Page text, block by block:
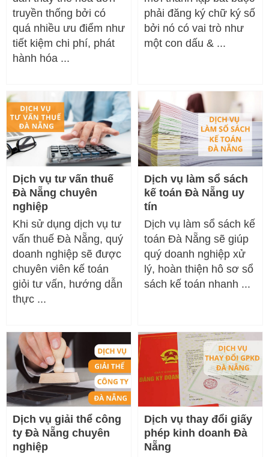
truyền thống bởi có
quá nhiều ưu điểm như
tiết kiệm chi phí, phát
hành hóa ...
phải đăng ký chữ ký số
bởi nó có vai trò như
một con dấu & ...
Dịch vụ tư vấn thuế
Đà Nẵng chuyên
nghiệp
Khi sử dụng dịch vụ tư
vấn thuế Đà Nẵng, quý
doanh nghiệp sẽ được
chuyên viên kế toán
giỏi tư vấn, hướng dẫn
thực ...
Dịch vụ làm sổ sách
kế toán Đà Nẵng uy
tín
Dịch vụ làm sổ sách kế
toán Đà Nẵng sẽ giúp
quý doanh nghiệp xử
lý, hoàn thiện hô sơ sổ
sách kế toán nhanh ...
Dịch vụ giải thể công
ty Đà Nẵng chuyên
nghiệp
Dịch vụ thay đổi giấy
phép kinh doanh Đà
Nẵng